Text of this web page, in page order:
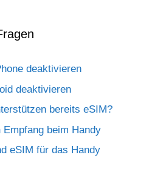
deaktivieren
deaktivieren
bereits eSIM?
beim Handy
eSIM für das Handy